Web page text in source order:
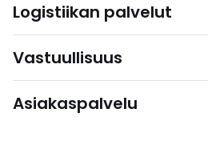
Logistiikan palvelut
Vastuullisuus
Asiakaspalvelu